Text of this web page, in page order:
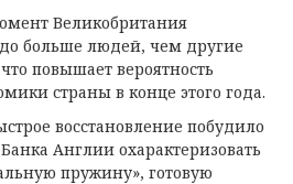
Великобритания
больше людей, чем другие
повышает вероятность
страны в конце этого года.
восстановление побудило
Англии охарактеризовать
пружину», готовую